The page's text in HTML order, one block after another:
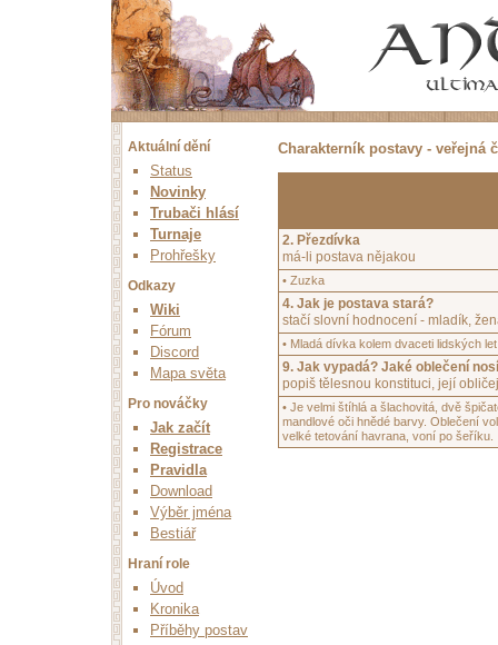
Aktuální dění
Status
Novinky
Trubači hlásí
Turnaje
Prohřešky
Odkazy
Wiki
Fórum
Discord
Mapa světa
Pro nováčky
Jak začít
Registrace
Pravidla
Download
Výběr jména
Bestiář
Hraní role
Úvod
Kronika
Příběhy postav
Charakterník postavy - veřejná
2. Přezdívka
má-li postava nějakou
• Zuzka
4. Jak je postava stará?
stačí slovní hodnocení - mladík,
• Mladá dívka kolem dvaceti lidských
9. Jak vypadá? Jaké oblečení
popiš tělesnou konstituci, její
• Je velmi štíhlá a šlachovitá, dvě
mandlové oči hnědé barvy. Oblečení
velké tetování havrana, voní po šeříku.